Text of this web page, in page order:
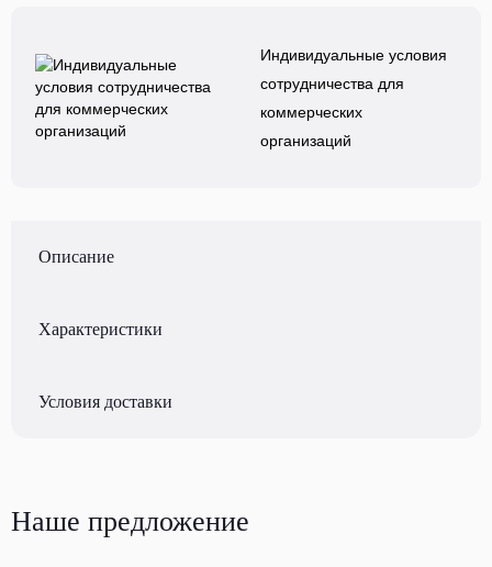
Индивидуальные условия
сотрудничества для
коммерческих
организаций
Описание
Характеристики
Условия доставки
Наше предложение